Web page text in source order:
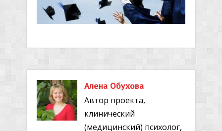
Алена Обухова
Автор проекта,
клинический
(медицинский) психолог,